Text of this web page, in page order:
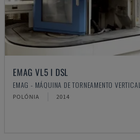
EMAG VL5 I DSL
EMAG - MÁQUINA DE TORNEAMENTO VERTICAL
POLÓNIA 2014